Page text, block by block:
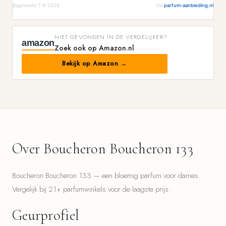
Bijgewerkt 7-8-2026 Via parfum-aanbieding.nl
amazon
NIET GEVONDEN IN DE VERGELIJKER?
Zoek ook op Amazon.nl
Bekijk op Amazon →
Over Boucheron Boucheron 133
Boucheron Boucheron 133 — een bloemig parfum voor dames.
Vergelijk bij 21+ parfumwinkels voor de laagste prijs.
Geurprofiel